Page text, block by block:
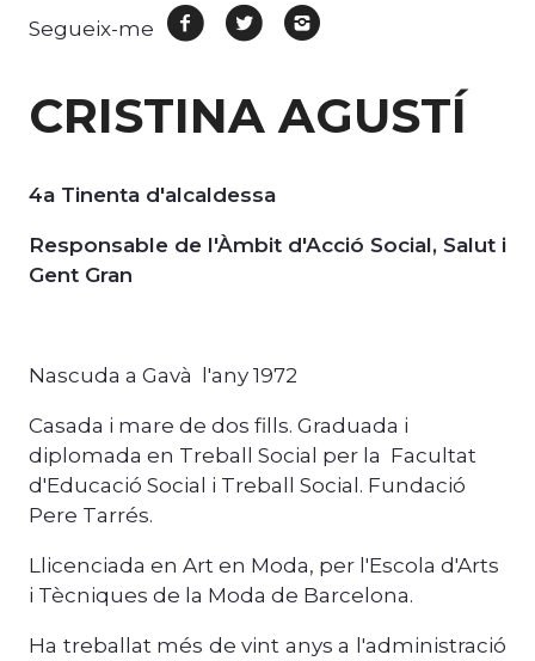
Segueix-me
facebook
twitter
CRISTINA AGUSTÍ
4a Tinenta d'alcaldessa
Responsable de l'Àmbit d'Acció Social, Salut i
Gent Gran
Nascuda a Gavà l'any 1972
Casada i mare de dos fills. Graduada i
diplomada en Treball Social per la Facultat
d'Educació Social i Treball Social. Fundació
Pere Tarrés.
Llicenciada en Art en Moda, per l'Escola d'Arts
i Tècniques de la Moda de Barcelona.
Ha treballat més de vint anys a l'administració